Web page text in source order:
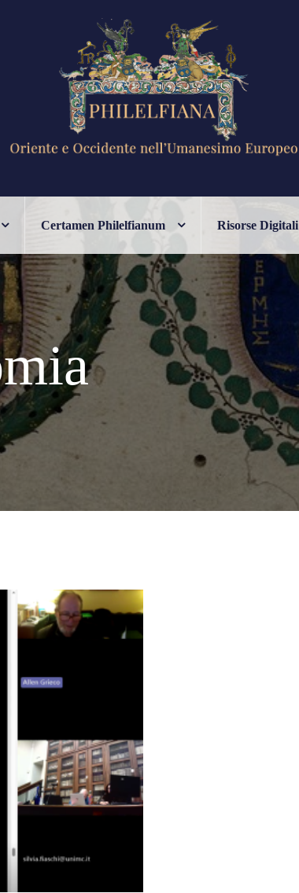
Certamen Philelfianum Risorse Digitali